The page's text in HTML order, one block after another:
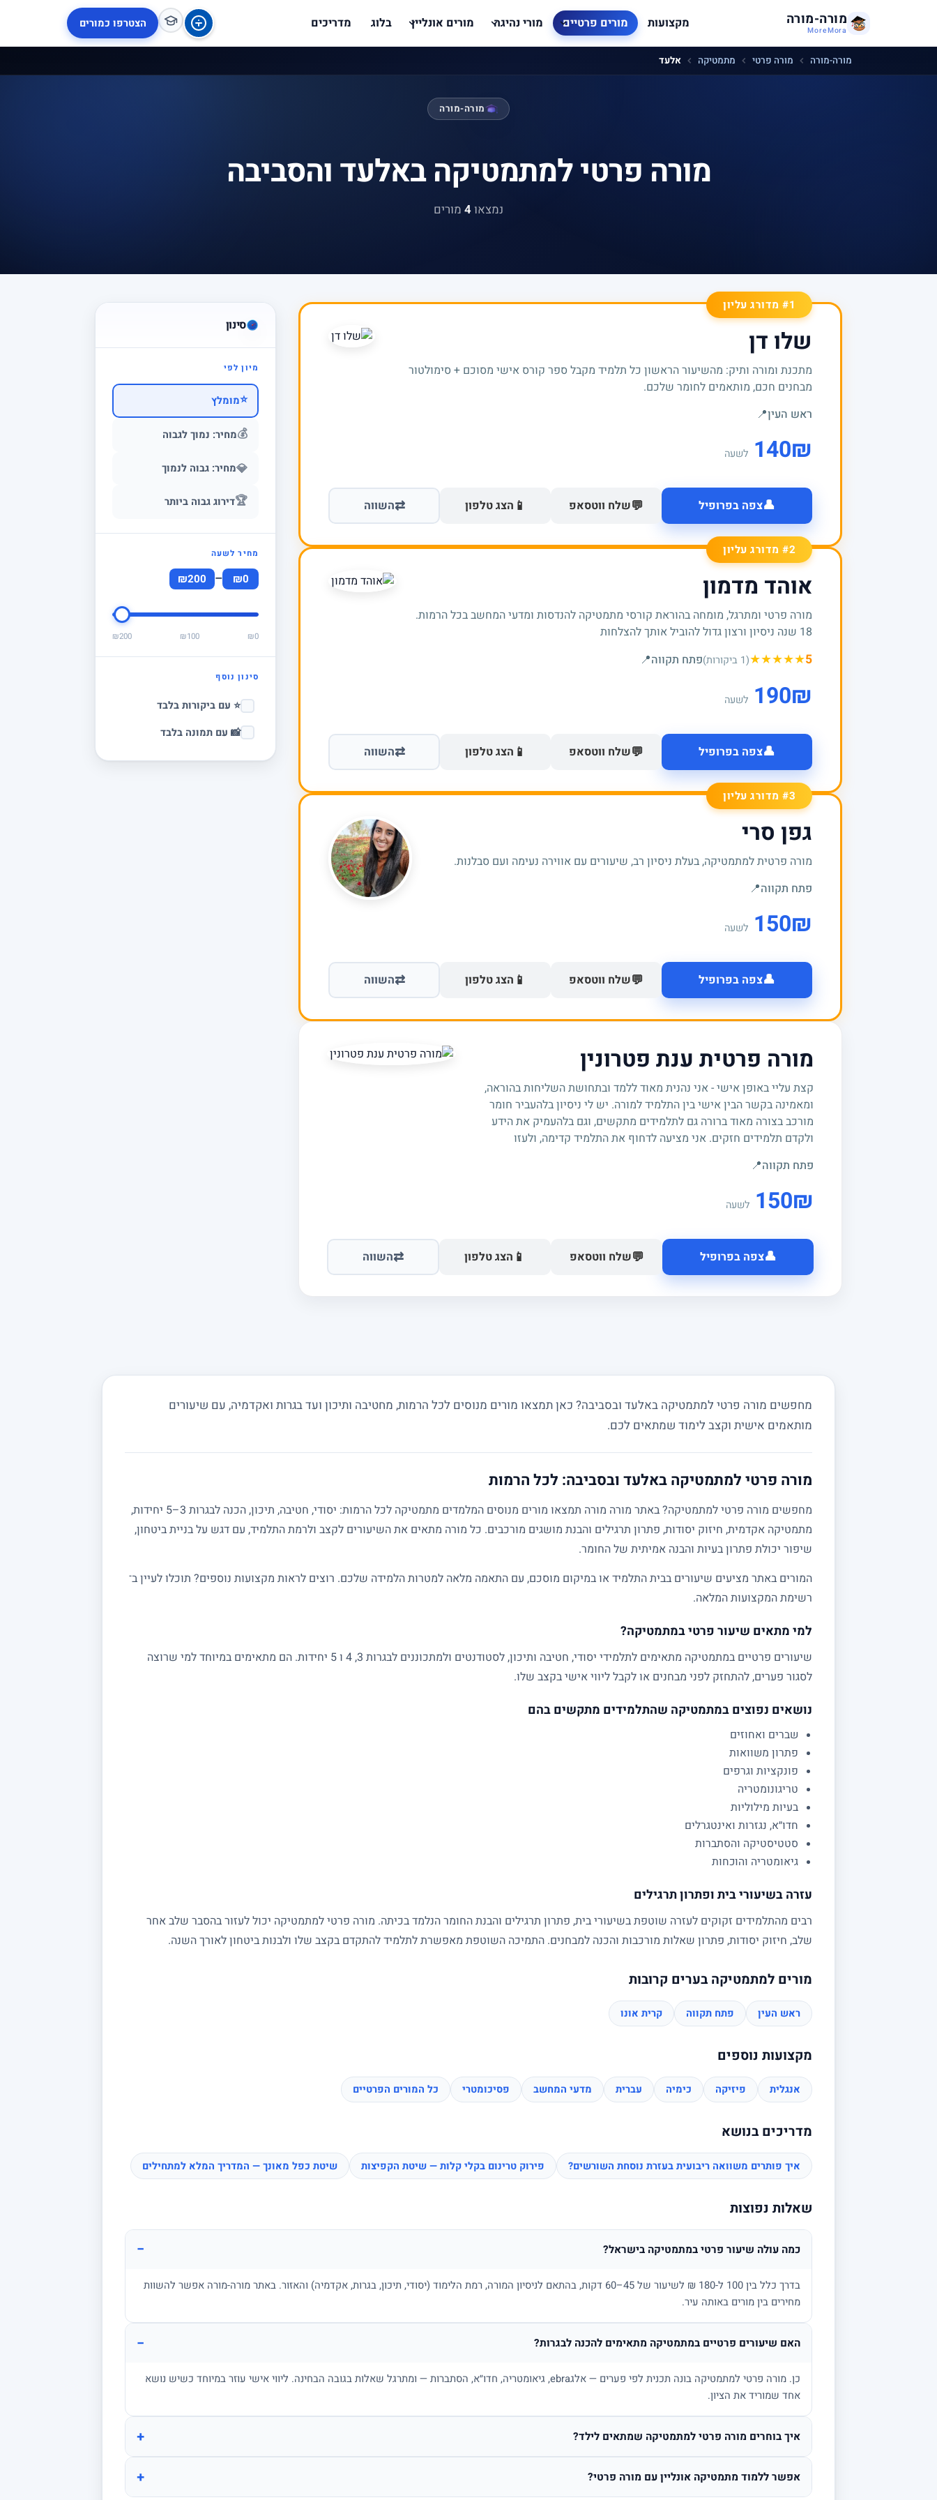
מורה-מורה
MoreMora מקצועות מורים פרטיים מורי נהיגה מורים אונליין בלוג מדריכים הצטרפו כמורים
מורה-מורה מורה פרטי מתמטיקה אלעד
מורה-מורה
מורה פרטי למתמטיקה באלעד והסביבה
נמצאו 4 מורים
סינון
מיון לפי
⭐מומלץ
💰מחיר: נמוך לגבוה
💎מחיר: גבוה לנמוך
🏆דירוג גבוה ביותר
מחיר לשעה
₪0
–
₪200
₪0
₪100
₪200
סינון נוסף
⭐ עם ביקורות בלבד
📸 עם תמונה בלבד
#1 מדורג עליון
שלו דן
מתכנת ומורה ותיק: מהשיעור הראשון כל תלמיד מקבל ספר קורס אישי מסוכם + סימולטור
מבחנים חכם, מותאמים לחומר שלכם.
ראש העין📍
₪
140 לשעה
👤צפה בפרופיל 💬שלח ווטסאפ 📱 הצג טלפון ⇄השווה
#2 מדורג עליון
אוהד מדמון
מורה פרטי ומתרגל, מומחה בהוראת קורסי מתמטיקה להנדסות ומדעי המחשב בכל הרמות.
18 שנה ניסיון ורצון גדול להוביל אותך להצלחות
(1 ביקורות)★★★★★5 פתח תקווה📍
₪
190 לשעה
👤צפה בפרופיל 💬שלח ווטסאפ 📱 הצג טלפון ⇄השווה
#3 מדורג עליון
גפן סרי
מורה פרטית למתמטיקה, בעלת ניסיון רב, שיעורים עם אווירה נעימה ועם סבלנות.
פתח תקווה📍
₪
150 לשעה
👤צפה בפרופיל 💬שלח ווטסאפ 📱 הצג טלפון ⇄השווה
מורה פרטית ענת פטרונין
קצת עליי באופן אישי - אני נהנית מאוד ללמד ובתחושת השליחות בהוראה,
ומאמינה בקשר הבין אישי בין התלמיד למורה. יש לי ניסיון בלהעביר חומר
מורכב בצורה מאוד ברורה גם לתלמידים מתקשים, וגם בלהעמיק את הידע
ולקדם תלמידים חזקים. אני מציעה לדחוף את התלמיד קדימה, ולעזו
פתח תקווה📍
₪
150 לשעה
👤צפה בפרופיל 💬שלח ווטסאפ 📱 הצג טלפון ⇄השווה
מחפשים מורה פרטי למתמטיקה באלעד ובסביבה? כאן תמצאו מורים מנוסים לכל הרמות, מחטיבה ותיכון ועד בגרות ואקדמיה, עם שיעורים
מותאמים אישית וקצב לימוד שמתאים לכם.
מורה פרטי למתמטיקה באלעד ובסביבה: לכל הרמות
מחפשים מורה פרטי למתמטיקה? באתר מורה מורה תמצאו מורים מנוסים המלמדים מתמטיקה לכל הרמות: יסודי, חטיבה, תיכון, הכנה לבגרות 3–5 יחידות,
מתמטיקה אקדמית, חיזוק יסודות, פתרון תרגילים והבנת מושגים מורכבים. כל מורה מתאים את השיעורים לקצב ולרמת התלמיד, עם דגש על בניית ביטחון,
שיפור יכולת פתרון בעיות והבנה אמיתית של החומר.
המורים באתר מציעים שיעורים בבית התלמיד או במיקום מוסכם, עם התאמה מלאה למטרות הלמידה שלכם. רוצים לראות מקצועות נוספים? תוכלו לעיין ב־
רשימת המקצועות המלאה.
למי מתאים שיעור פרטי במתמטיקה?
שיעורים פרטיים במתמטיקה מתאימים לתלמידי יסודי, חטיבה ותיכון, לסטודנטים ולמתכוננים לבגרות 3, 4 ו 5 יחידות. הם מתאימים במיוחד למי שרוצה
לסגור פערים, להתחזק לפני מבחנים או לקבל ליווי אישי בקצב שלו.
נושאים נפוצים במתמטיקה שהתלמידים מתקשים בהם
שברים ואחוזים
פתרון משוואות
פונקציות וגרפים
טריגונומטריה
בעיות מילוליות
חדו״א, נגזרות ואינטגרלים
סטטיסטיקה והסתברות
גיאומטריה והוכחות
עזרה בשיעורי בית ופתרון תרגילים
רבים מהתלמידים זקוקים לעזרה שוטפת בשיעורי בית, פתרון תרגילים והבנת החומר הנלמד בכיתה. מורה פרטי למתמטיקה יכול לעזור בהסבר שלב אחר
שלב, חיזוק יסודות, פתרון שאלות מורכבות והכנה למבחנים. התמיכה השוטפת מאפשרת לתלמיד להתקדם בקצב שלו ולבנות ביטחון לאורך השנה.
מורים למתמטיקה בערים קרובות
ראש העין פתח תקווה קרית אונו
מקצועות נוספים
אנגלית פיזיקה כימיה עברית מדעי המחשב פסיכומטרי כל המורים הפרטיים
מדריכים בנושא
איך פותרים משוואה ריבועית בעזרת נוסחת השורשים? פירוק טרינום בקלי קלות — שיטת הקפיצות שיטת כפל מאונך — המדריך המלא למתחילים
שאלות נפוצות
כמה עולה שיעור פרטי במתמטיקה בישראל? −
בדרך כלל בין 100 ל-180 ₪ לשיעור של 45–60 דקות, בהתאם לניסיון המורה, רמת הלימוד (יסודי, תיכון, בגרות, אקדמיה) והאזור. באתר מורה-מורה אפשר להשוות
מחירים בין מורים באותה עיר.
האם שיעורים פרטיים במתמטיקה מתאימים להכנה לבגרות? −
כן. מורה פרטי למתמטיקה בונה תכנית לפי פערים — אלגebra, גיאומטריה, חדו״א, הסתברות — ומתרגל שאלות בגובה הבחינה. ליווי אישי עוזר במיוחד כשיש נושא
אחד שמוריד את הציון.
איך בוחרים מורה פרטי למתמטיקה שמתאים לילד? +
אפשר ללמוד מתמטיקה אונליין עם מורה פרטי? +